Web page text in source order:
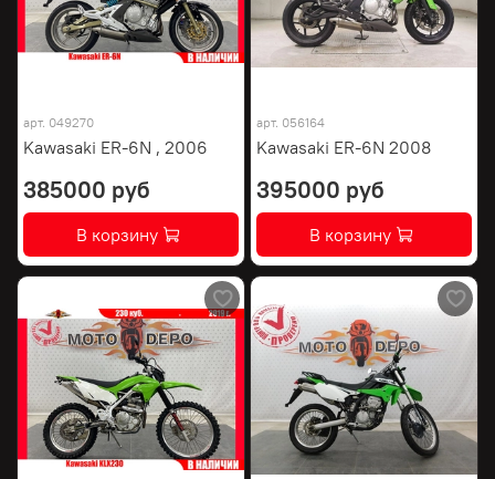
арт. 049270
Kawasaki ER-6N , 2006
385000 руб
В корзину
арт. 056164
Kawasaki ER-6N 2008
395000 руб
В корзину